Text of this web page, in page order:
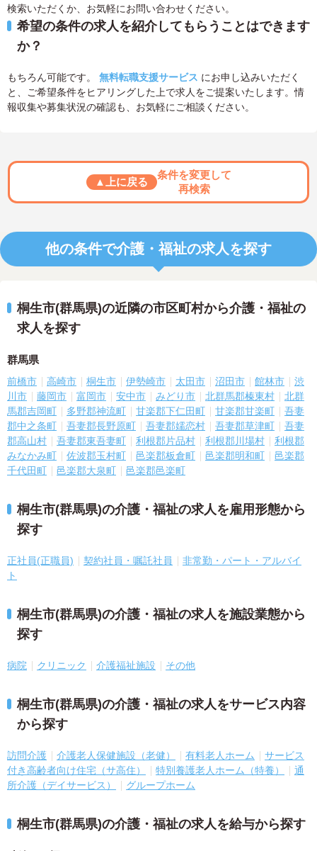
検索いただくか、お気軽にお問い合わせください。
希望の条件の求人を紹介してもらうことはできます
か？
もちろん可能です。 無料転職支援サービス にお申し込みいただく
と、ご希望条件をヒアリングした上で求人をご提案いたします。情
報収集や募集状況の確認も、お気軽にご相談ください。
▲上に戻る
条件を変更して
再検索
他の条件で介護・福祉の求人を探す
桐生市(群馬県)の近隣の市区町村から介護・福祉の
求人を探す
群馬県
前橋市 高崎市 桐生市 伊勢崎市 太田市 沼田市 館林市
渋
川市
藤岡市 富岡市 安中市 みどり市 北群馬郡榛東村
北群
馬郡吉岡町
多野郡神流町 甘楽郡下仁田町 甘楽郡甘楽町
吾妻
郡中之条町
吾妻郡長野原町 吾妻郡嬬恋村 吾妻郡草津町
吾妻
郡高山村
吾妻郡東吾妻町 利根郡片品村 利根郡川場村
利根郡
みなかみ町
佐波郡玉村町 邑楽郡板倉町 邑楽郡明和町
邑楽郡
千代田町
邑楽郡大泉町 邑楽郡邑楽町
桐生市(群馬県)の介護・福祉の求人を雇用形態から
探す
正社員(正職員) 契約社員・嘱託社員
非常勤・パート・アルバイ
ト
桐生市(群馬県)の介護・福祉の求人を施設業態から
探す
病院 クリニック 介護福祉施設 その他
桐生市(群馬県)の介護・福祉の求人をサービス内容
から探す
訪問介護 介護老人保健施設（老健） 有料老人ホーム
サービス
付き高齢者向け住宅（サ高住）
特別養護老人ホーム（特養）
通
所介護（デイサービス）
グループホーム
桐生市(群馬県)の介護・福祉の求人を給与から探す